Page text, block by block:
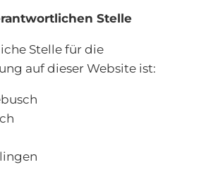
Stelle
Stelle für die
auf dieser Website ist: